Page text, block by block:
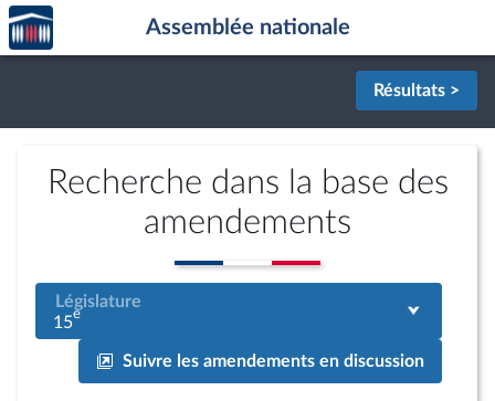
Aller au contenu
Aller en bas de la page
Accèder
à la
page
Assemblée nationale
Résultats >
Recherche dans la base des
amendements
Législature
15e
Suivre les amendements en discussion